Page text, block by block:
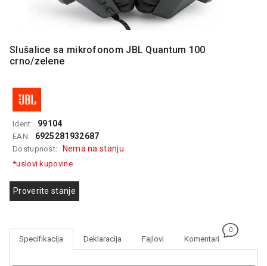
RAČUNARSKE
KOMPONENTE
PERIFERIJE
EELEKTRO
ZAŠTITA
SISTEMI
Slušalice sa mikrofonom JBL Quantum 100
crno/zelene
Ident: 99104
EAN: 6925281932687
Dostupnost: Nema na stanju
*uslovi kupovine
Proverite stanje
Specifikacija Deklaracija Fajlovi Komentari
0